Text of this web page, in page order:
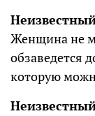
Женщина не
обзаведется
которую